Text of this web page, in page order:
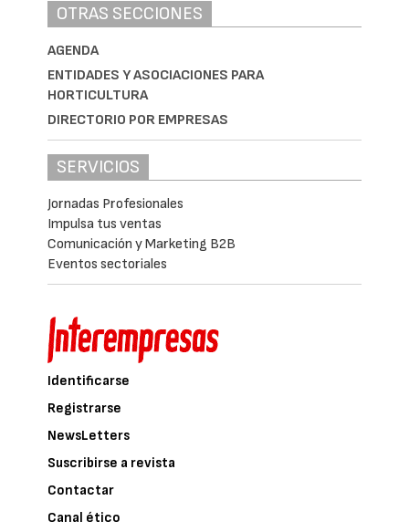
OTRAS SECCIONES
AGENDA
ENTIDADES Y ASOCIACIONES PARA
HORTICULTURA
DIRECTORIO POR EMPRESAS
SERVICIOS
Jornadas Profesionales
Impulsa tus ventas
Comunicación y Marketing B2B
Eventos sectoriales
Identificarse
Registrarse
NewsLetters
Suscribirse a revista
Contactar
Canal ético